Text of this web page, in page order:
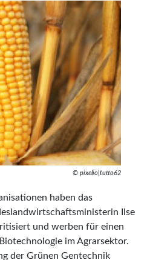
© pixelio|tutto62
haben das
Ilse
und werben für einen
im Agrarsektor.
der Grünen Gentechnik